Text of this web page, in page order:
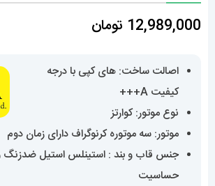
12,989,000 تومان
اصالت ساخت: های کپی با درجه
کیفیت A+++
نوع موتور: کوارتز
موتور: سه موتوره کرنوگراف دارای زمان دوم
جنس قاب و بند : استینلس استیل
حساسیت